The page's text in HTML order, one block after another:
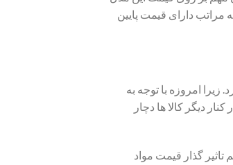
مراتب دارای قیمت پایین
زیرا امروزه با توجه به
دیگر کالا ها دچار
گذار قیمت مواد